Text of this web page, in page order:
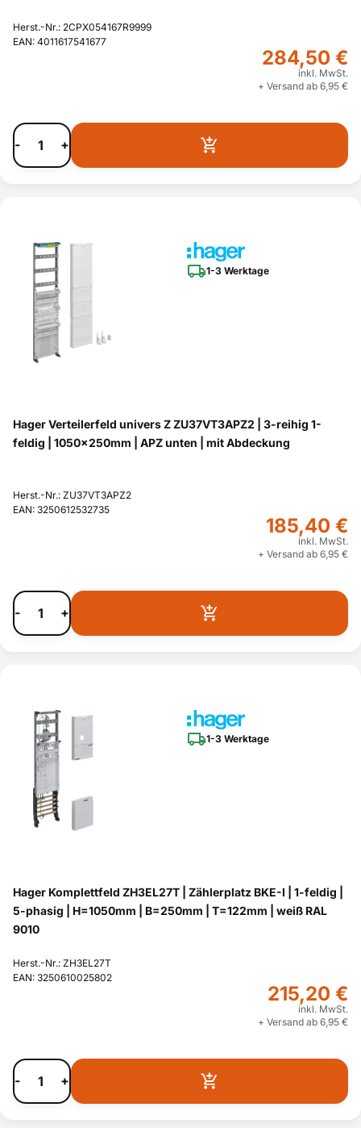
Herst.-Nr.: 2CPX054167R9999
EAN: 4011617541677
284,50 €
inkl. MwSt.
+ Versand ab 6,95 €
- +
1-3 Werktage
Hager Verteilerfeld univers Z ZU37VT3APZ2 | 3-reihig 1-
feldig | 1050x250mm | APZ unten | mit Abdeckung
Herst.-Nr.: ZU37VT3APZ2
EAN: 3250612532735
185,40 €
inkl. MwSt.
+ Versand ab 6,95 €
- +
1-3 Werktage
Hager Komplettfeld ZH3EL27T | Zählerplatz BKE-I | 1-feldig |
5-phasig | H=1050mm | B=250mm | T=122mm | weiß RAL
9010
Herst.-Nr.: ZH3EL27T
EAN: 3250610025802
215,20 €
inkl. MwSt.
+ Versand ab 6,95 €
- +